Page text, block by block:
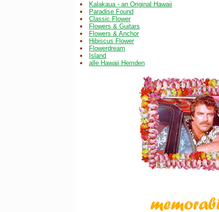
Kalakaua - an Original Hawaii
Paradise Found
Classic Flower
Flowers & Guitars
Flowers & Anchor
Hibiscus Flower
Flowerdream
Island
alle Hawaii Hemden